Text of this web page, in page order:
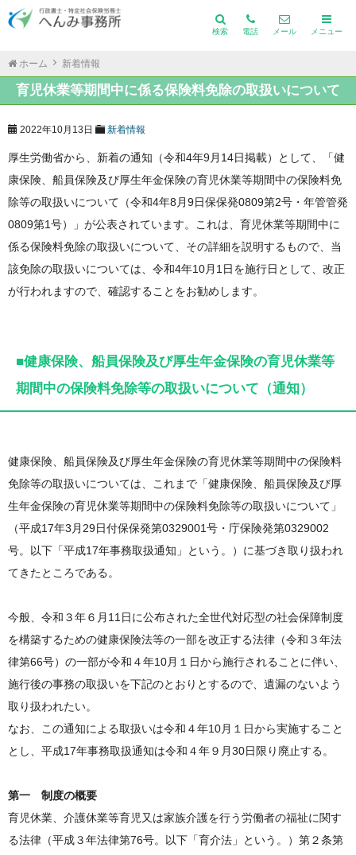
検索 電話 メール メニュー
ホーム 新着情報
育児休業等期間中に係る保険料免除の取扱いについて
2022年10月13日 新着情報
厚生労働省から、新着の通知（令和4年9月14日掲載）として、「健
康保険、船員保険及び厚生年金保険の育児休業等期間中の保険料免
除等の取扱いについて（令和4年8月9日保保発0809第2号・年管管発
0809第1号）」が公表されています。これは、育児休業等期間中に
係る保険料免除の取扱いについて、その詳細を説明するもので、当
該免除の取扱いについては、令和4年10月1日を施行日として、改正
が行われますので、確認することをお勧めします。
■健康保険、船員保険及び厚生年金保険の育児休業等
期間中の保険料免除等の取扱いについて（通知）
健康保険、船員保険及び厚生年金保険の育児休業等期間中の保険料
免除等の取扱いについては、これまで「健康保険、船員保険及び厚
生年金保険の育児休業等期間中の保険料免除等の取扱いについて」
（平成17年3月29日付保保発第0329001号・庁保険発第0329002
号。以下「平成17年事務取扱通知」という。）に基づき取り扱われ
てきたところである。
今般、令和３年６月11日に公布された全世代対応型の社会保障制度
を構築するための健康保険法等の一部を改正する法律（令和３年法
律第66号）の一部が令和４年10月１日から施行されることに伴い、
施行後の事務の取扱いを下記のとおりとするので、遺漏のないよう
取り扱われたい。
なお、この通知による取扱いは令和４年10月１日から実施すること
とし、平成17年事務取扱通知は令和４年９月30日限り廃止する。
第一 制度の概要
育児休業、介護休業等育児又は家族介護を行う労働者の福祉に関す
る法律（平成３年法律第76号。以下「育介法」という。）第２条第